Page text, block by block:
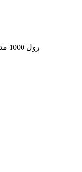
رول 1000 متری 20 سانتی